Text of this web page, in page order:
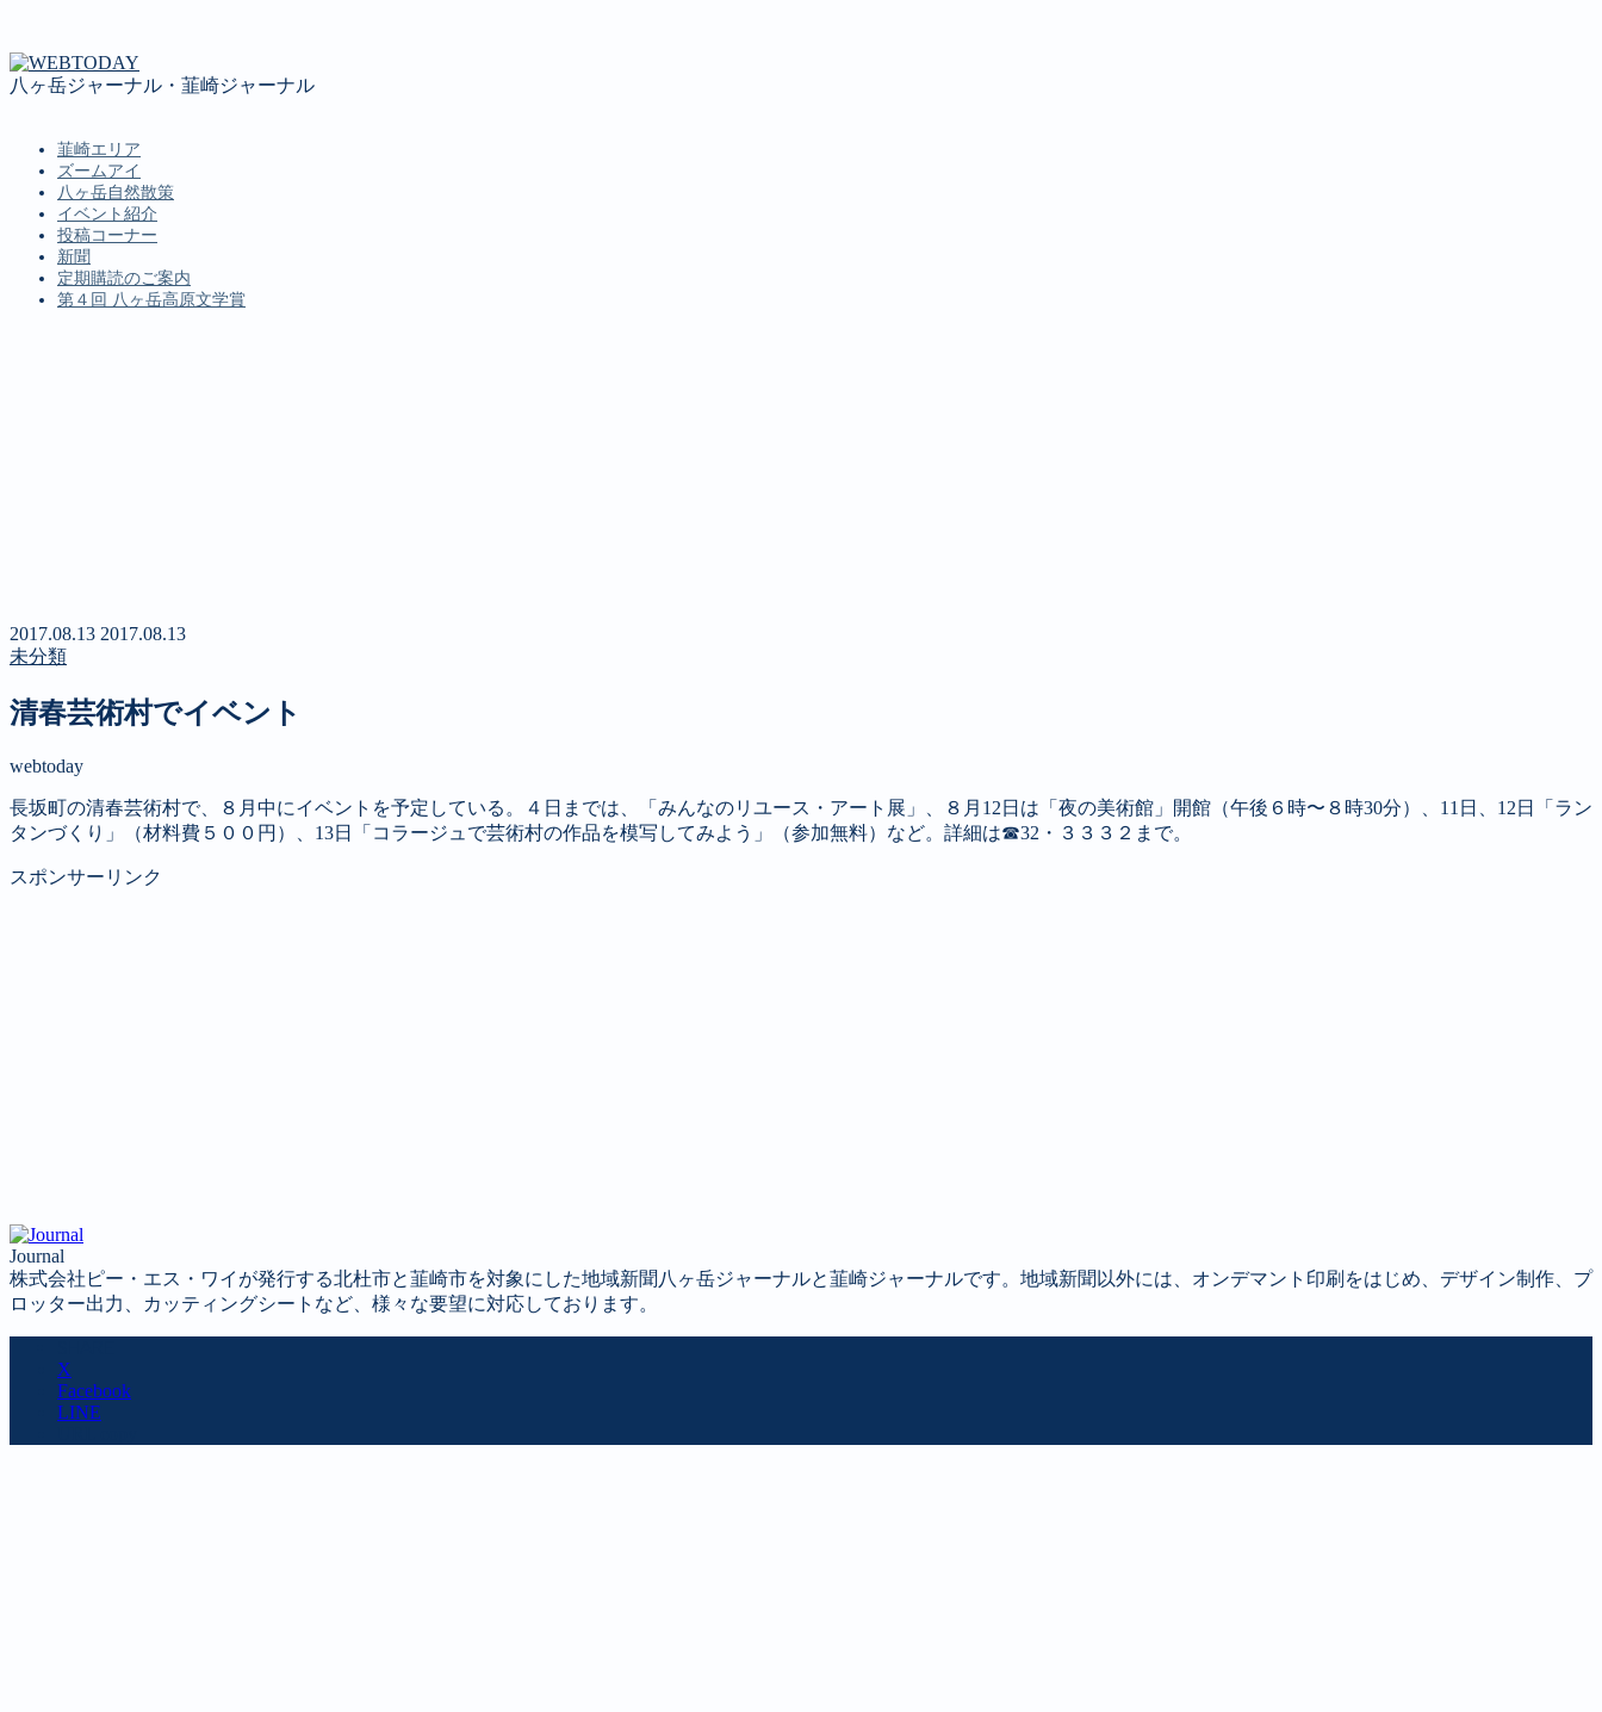
八ヶ岳ジャーナル・韮崎ジャーナル
韮崎エリア
ズームアイ
八ヶ岳自然散策
イベント紹介
投稿コーナー
新聞
定期購読のご案内
第４回 八ヶ岳高原文学賞
2017.08.13 2017.08.13
未分類
清春芸術村でイベント
webtoday
長坂町の清春芸術村で、８月中にイベントを予定している。４日までは、「みんなのリユース・アート展」、８月12日は「夜の美術館」開館（午後６時〜８時30分）、11日、12日「ラン
タンづくり」（材料費５００円）、13日「コラージュで芸術村の作品を模写してみよう」（参加無料）など。詳細は☎32・３３３２まで。
スポンサーリンク
Journal
株式会社ピー・エス・ワイが発行する北杜市と韮崎市を対象にした地域新聞八ヶ岳ジャーナルと韮崎ジャーナルです。地域新聞以外には、オンデマント印刷をはじめ、デザイン制作、プ
ロッター出力、カッティングシートなど、様々な要望に対応しております。
X
Facebook
LINE